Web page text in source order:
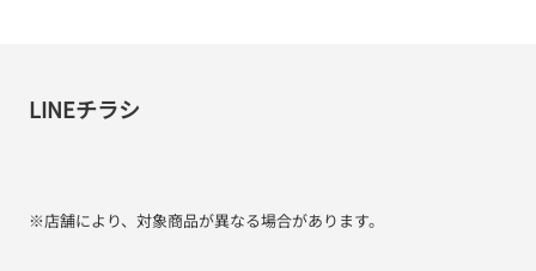
LINEチラシ
※店舗により、対象商品が異なる場合があります。